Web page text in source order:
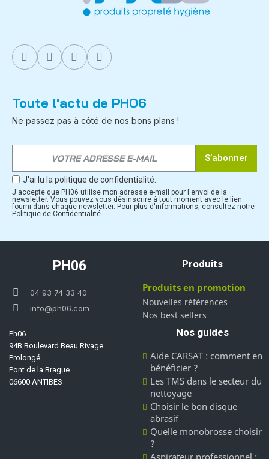
Toute l'actu de PH06
Ne passez pas à côté de nos bons plans !
S’abonner
J'ai lu la politique de confidentialité.
J'accepte que PH06 utilise mon adresse e-mail pour l'envoi de la
newsletter. Vous pouvez vous désinscrire à tout moment avec le lien
fourni dans chaque newsletter. Pour plus d'informations, consultez notre
Politique de Confidentialité.
PH06
04 93 74 33 40
info@ph06.com
Ph06
94B Boulevard Beau Rivage
Prolongé
Pont de la Brague
06600 ANTIBES
Produits
Produits en promotion
Nouvelles références
Nos best sellers
Nos guides
Aide CARSAT : comment en
bénéficier ?
Les TMS dans le secteur du
nettoyage
Choisir le bon disque
abrasif
Quelle monobrosse choisir
?
Aspirateur professionnel :